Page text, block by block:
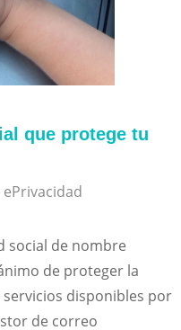
que protege tu
ePrivacidad
social de nombre
de proteger la
disponibles por
de correo